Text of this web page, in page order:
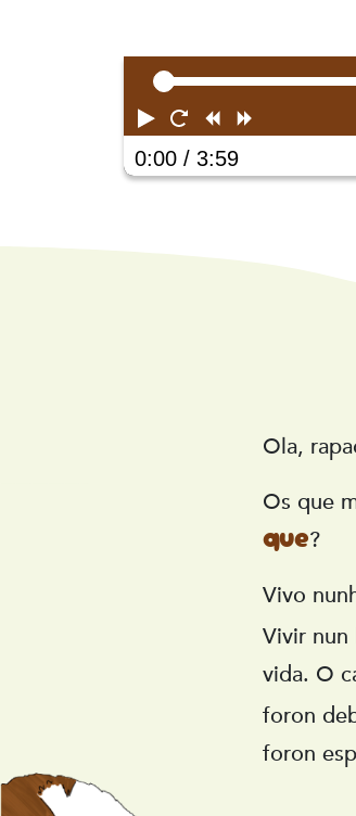
Play RestartRewind
0:00 / 3:59
Ola,
Os que
que?
Vivo
Vivir nun
vida. O
foron
foron